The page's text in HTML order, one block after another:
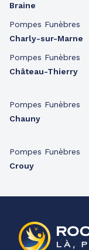
Braine
Pompes Funèbres
Charly-sur-Marne
Pompes Funèbres
Château-Thierry
Pompes Funèbres
Chauny
Pompes Funèbres
Crouy